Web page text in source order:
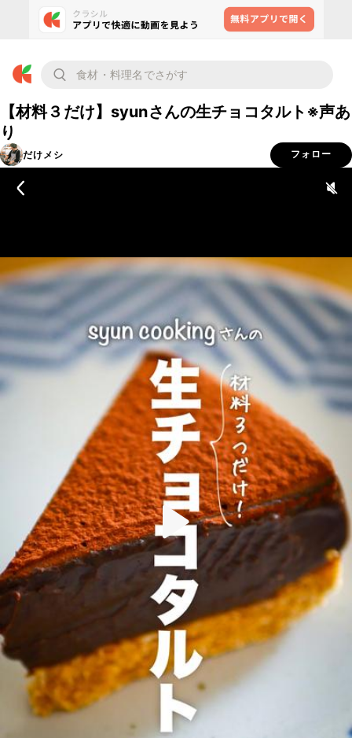
【材料３だけ】syunさんの生チョコタルト※声あ
り
だけメシ フォロー